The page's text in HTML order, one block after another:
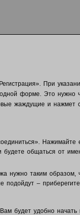
При
форме. Это
жаждущие и нажмет
общаться от
нужно таким
–
будет удобно